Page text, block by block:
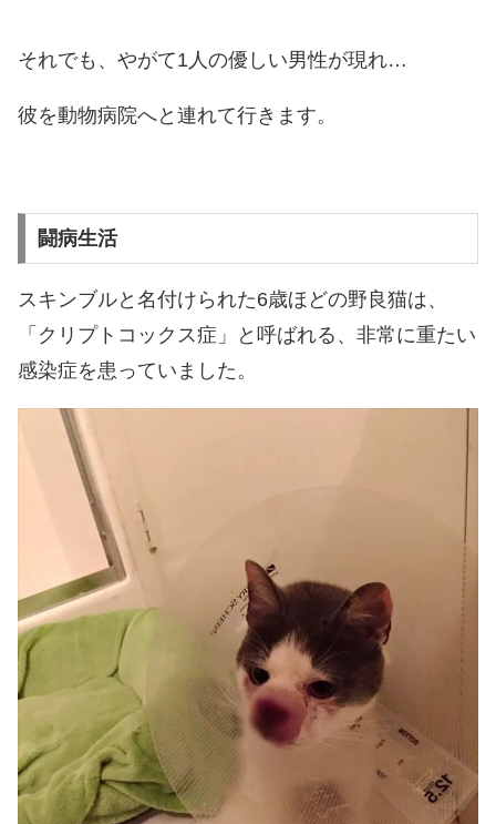
それでも、やがて1人の優しい男性が現れ…
彼を動物病院へと連れて行きます。
闘病生活
スキンブルと名付けられた6歳ほどの野良猫は、
「クリプトコックス症」と呼ばれる、非常に重たい
感染症を患っていました。